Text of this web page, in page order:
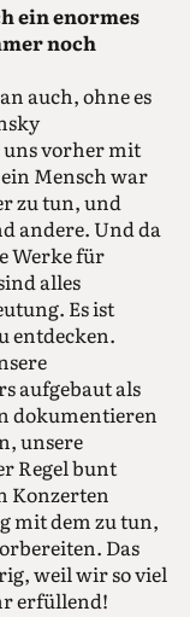
ein enormes
noch
auch, ohne es
vorher mit
Mensch war
zu tun, und
andere. Und da
Werke für
alles
Es ist
entdecken.
aufgebaut als
dokumentieren
unsere
Regel bunt
Konzerten
mit dem zu tun,
Das
weil wir so viel
erfüllend!